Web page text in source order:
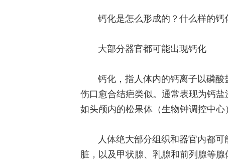
钙化是怎么形成的？什么样的钙
大部分器官都可能出现钙化
钙化，指人体内的钙离子以磷
伤口愈合结疤类似。通常表现为钙
如头颅内的松果体（生物钟调控中心
人体绝大部分组织和器官内都
脏，以及甲状腺、乳腺和前列腺等